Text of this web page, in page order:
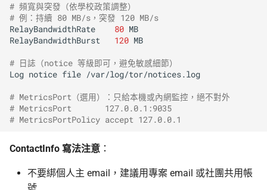
# 頻寬與突發（依學校政策調整）
# 例：持續 80 MB/s，突發 120 MB/s
RelayBandwidthRate
80 MB
RelayBandwidthBurst
120 MB
# 日誌（notice 等級即可，避免敏感細節）
Log notice file /var/log/tor/notices.log
# MetricsPort（選用）：只給本機或內網監控，絕不對外
# MetricsPort       127.0.0.1:9035
# MetricsPortPolicy accept 127.0.0.1
ContactInfo 寫法注意 ：
不要綁個人主 email，建議用專案 email 或社團共用帳